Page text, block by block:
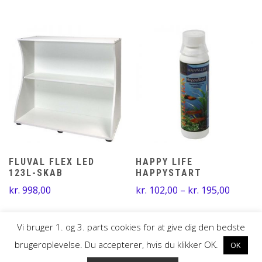
FLUVAL FLEX LED
123L-SKAB
kr. 998,00
HAPPY LIFE
HAPPYSTART
kr. 102,00 – kr. 195,00
kr.
UDVIKLET AF MTH DESIGN
Vi bruger 1. og 3. parts cookies for at give dig den bedste
brugeroplevelse. Du accepterer, hvis du klikker OK.
OK